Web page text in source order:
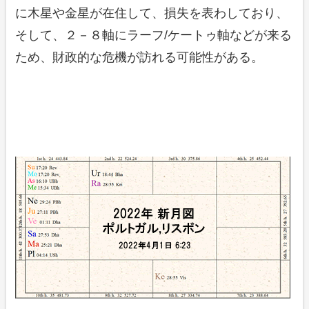
に木星や金星が在住して、損失を表わしており、
そして、２－８軸にラーフ/ケートゥ軸などが来る
ため、財政的な危機が訪れる可能性がある。